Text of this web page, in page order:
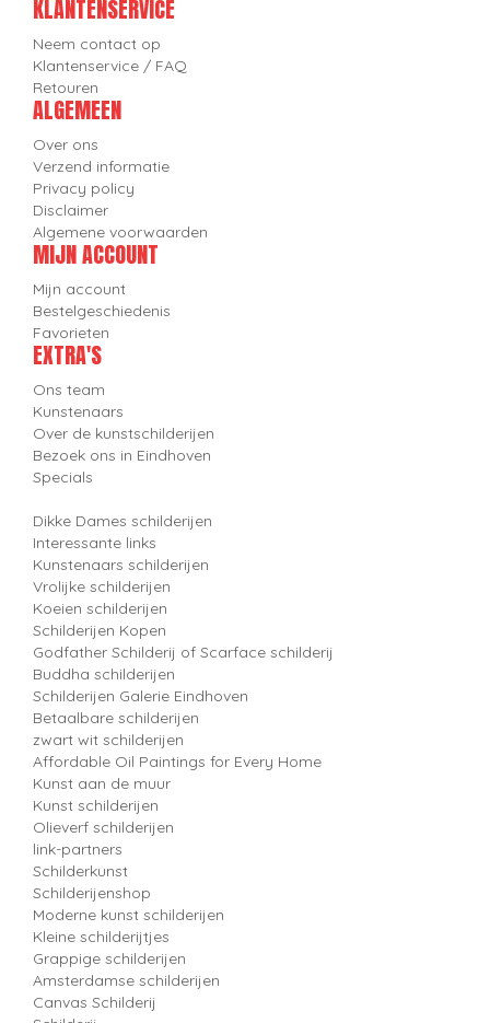
KLANTENSERVICE
Neem contact op
Klantenservice / FAQ
Retouren
ALGEMEEN
Over ons
Verzend informatie
Privacy policy
Disclaimer
Algemene voorwaarden
MIJN ACCOUNT
Mijn account
Bestelgeschiedenis
Favorieten
EXTRA'S
Ons team
Kunstenaars
Over de kunstschilderijen
Bezoek ons in Eindhoven
Specials
Dikke Dames schilderijen
Interessante links
Kunstenaars schilderijen
Vrolijke schilderijen
Koeien schilderijen
Schilderijen Kopen
Godfather Schilderij of Scarface schilderij
Buddha schilderijen
Schilderijen Galerie Eindhoven
Betaalbare schilderijen
zwart wit schilderijen
Affordable Oil Paintings for Every Home
Kunst aan de muur
Kunst schilderijen
Olieverf schilderijen
link-partners
Schilderkunst
Schilderijenshop
Moderne kunst schilderijen
Kleine schilderijtjes
Grappige schilderijen
Amsterdamse schilderijen
Canvas Schilderij